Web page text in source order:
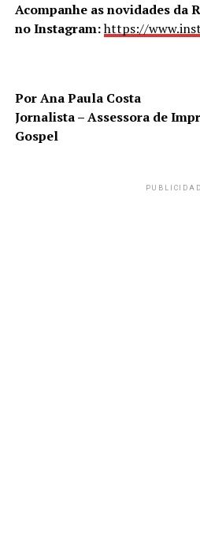
Acompanhe as novidades da
no Instagram:https://
Por Ana Paula Costa
Jornalista – Assessora de
Gospel